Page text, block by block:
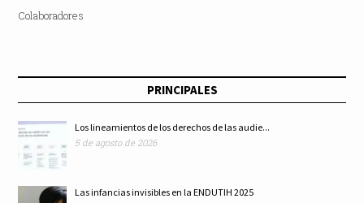
Colaboradores
PRINCIPALES
Los lineamientos de los derechos de las audie...
5 de agosto de 2026
Las infancias invisibles en la ENDUTIH 2025